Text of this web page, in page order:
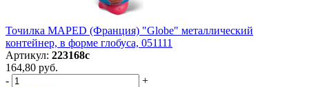
Точилка MAPED (Франция) "Globe" металлический
контейнер, в форме глобуса, 051111
Артикул: 223168с
164,80 руб.
-
+